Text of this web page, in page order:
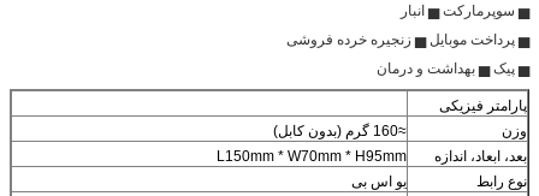
▅ سوپرمارکت ▅ انبار
▅ پرداخت موبایل ▅ زنجیره خرده فروشی
▅ پیک ▅ بهداشت و درمان
پارامتر فیزیکی
وزن
≈160 گرم (بدون کابل)
بعد، ابعاد، اندازه
L150mm * W70mm * H95mm
نوع رابط
یو اس بی